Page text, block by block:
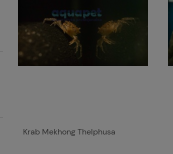
Krab Mekhong Thelphusa